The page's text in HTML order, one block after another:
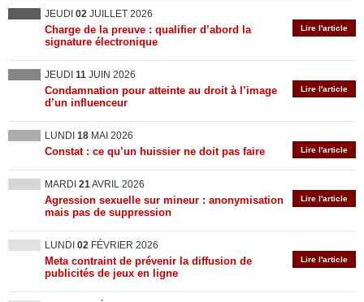
JEUDI 02 JUILLET 2026
Lire l'article
Charge de la preuve : qualifier d’abord la
signature électronique
JEUDI 11 JUIN 2026
Lire l'article
Condamnation pour atteinte au droit à l’image
d’un influenceur
LUNDI 18 MAI 2026
Lire l'article
Constat : ce qu’un huissier ne doit pas faire
MARDI 21AVRIL 2026
Lire l'article
Agression sexuelle sur mineur : anonymisation
mais pas de suppression
LUNDI 02 FÉVRIER 2026
Lire l'article
Meta contraint de prévenir la diffusion de
publicités de jeux en ligne